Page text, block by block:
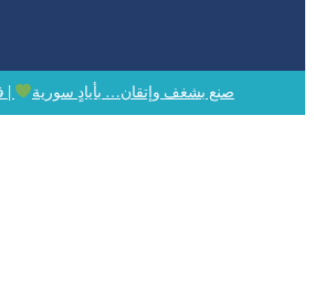
© 2026 | صنع بشغف وإتقان… بأيادٍ سورية |